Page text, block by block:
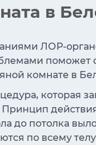
в
ЛОР-
поможет
комнате в
которая
до потолка
по всему